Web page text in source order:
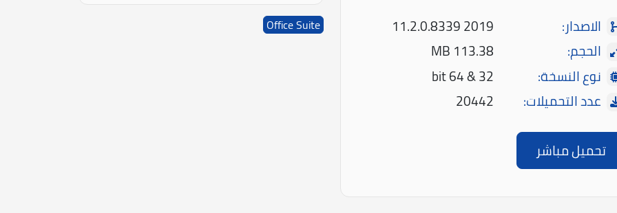
الاصدار:
2019 11.2.0.8339
الحجم:
113.38 MB
نوع النسخة:
32 & 64 bit
عدد التحميلات:
20442
تحميل مباشر
Office Suite